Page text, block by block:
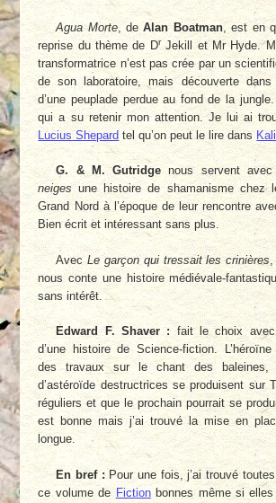
Agua Morte, deAlan Boatman, est en
reprise du thème de DrJekill et Mr Hyde.
transformatrice n’est pas crée par un
de son laboratoire, mais découverte dans
d’une peuplade perdue au fond de la
qui a su retenir mon attention. Je lui ai
Lucius Shepard tel qu’on peut le lire dans
G. & M. Gutridge nous servent
neiges une histoire de shamanisme chez
Grand Nord à l’époque de leur rencontre
Bien écrit et intéressant sans plus.
AvecLe garçon qui tressait les crinières
nous conte une histoire médiévale-
sans intérêt.
Edward F. Shaver :fait le choix avec
d’une histoire de Science-fiction.
des travaux sur le chant des baleines,
d’astéroïde destructrices se produisent sur
réguliers et que le prochain pourrait se
est bonne mais j’ai trouvé la mise en
longue.
En bref :Pour une fois, j’ai trouvé
ce volume deFictionbonnes même si elles